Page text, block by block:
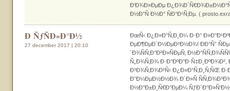
Ð‘Ð¾Ð»ÐµÐµ
Ð½Ð°Ñ Ð½Ð° ÑÐ°Ð¹Ñ‚Ðµ. (
Ð ÑƒÑÐ»Ð°Ð½
27 december 2017 | 20:10
ÐœÑ‹ Ð¿Ð»Ð°Ñ‚Ð¸Ð¼ Ð·Ð°
ÐµÐ¶ÐµÐ´Ð½ÐµÐ²Ð½Ð¾! ÐÐ°Ñˆ
´Ð¾ÑÑ‚Ð°Ð²Ð»ÑÐµÑ‚
Ñ„Ð¾Ñ‚Ð¾ Ð·Ð°ÐºÐ°Ð·Ñ‡Ð¸ÐºÐ¾Ð²,
Ð³Ð¾Ñ‚Ð¾Ð²Ñ‹ Ð¿Ð»Ð°Ñ‚Ð¸Ñ‚ÑŒ
Ð˜Ð¼ÐµÐ½Ð½Ð¾ Ð´Ð»Ñ
Ð½Ð°Ð±Ð¸Ñ€Ð°ÐµÐ¼